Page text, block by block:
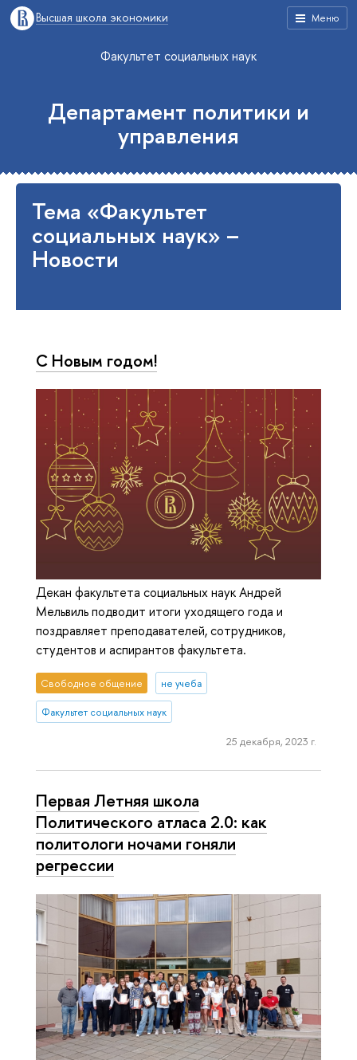
Меню
Высшая школа экономики
Факультет социальных наук
Департамент политики и
управления
Тема «Факультет
социальных наук» –
Новости
С Новым годом!
Декан факультета социальных наук Андрей
Мельвиль подводит итоги уходящего года и
поздравляет преподавателей, сотрудников,
студентов и аспирантов факультета.
Свободное общение не учеба
Факультет социальных наук
25 декабря, 2023 г.
Первая Летняя школа
Политического атласа 2.0: как
политологи ночами гоняли
регрессии